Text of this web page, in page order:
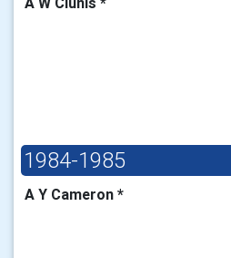
1984-1985
A Y Cameron *